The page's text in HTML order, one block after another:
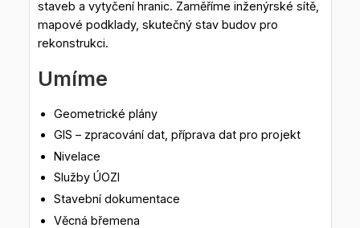
staveb a vytyčení hranic. Zaměříme inženýrské sítě,
mapové podklady, skutečný stav budov pro
rekonstrukci.
Umíme
Geometrické plány
GIS – zpracování dat, příprava dat pro projekt
Nivelace
Služby ÚOZI
Stavební dokumentace
Věcná břemena